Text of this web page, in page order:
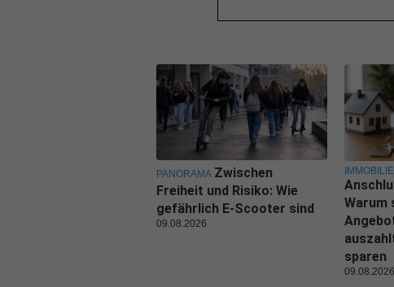
PANORAMA Zwischen
Freiheit und Risiko: Wie
gefährlich E-Scooter sind
09.08.2026
Warum
sparen
09.08.2026